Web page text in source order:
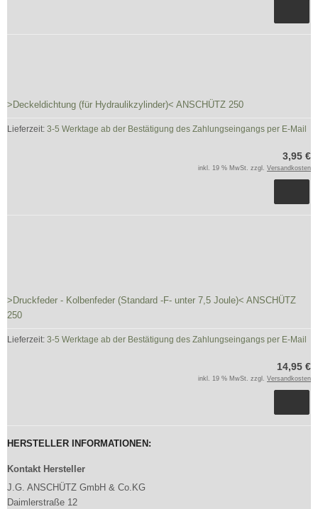
>Deckeldichtung (für Hydraulikzylinder)< ANSCHÜTZ 250
Lieferzeit: 3-5 Werktage ab der Bestätigung des Zahlungseingangs per E-Mail
3,95 €
inkl. 19 % MwSt. zzgl. Versandkosten
>Druckfeder - Kolbenfeder (Standard -F- unter 7,5 Joule)< ANSCHÜTZ
250
Lieferzeit: 3-5 Werktage ab der Bestätigung des Zahlungseingangs per E-Mail
14,95 €
inkl. 19 % MwSt. zzgl. Versandkosten
HERSTELLER INFORMATIONEN:
Kontakt Hersteller
J.G. ANSCHÜTZ GmbH & Co.KG
Daimlerstraße 12